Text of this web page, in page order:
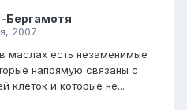
Бергамотя
2007
маслах есть незаменимые
напрямую связаны с
клеток и которые не...